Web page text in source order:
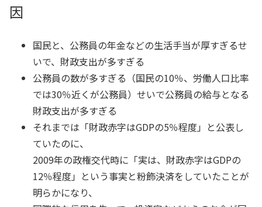
因
国民と、公務員の年金などの生活手当が厚すぎるせ
いで、財政支出が多すぎる
公務員の数が多すぎる（国民の10％、労働人口比率
では30％近くが公務員）せいで公務員の給与となる
財政支出が多すぎる
それまでは「財政赤字はGDPの5％程度」と公表し
ていたのに、
2009年の政権交代時に「実は、財政赤字はGDPの
12％程度」という事実と粉飾決済をしていたことが
明らかになり、